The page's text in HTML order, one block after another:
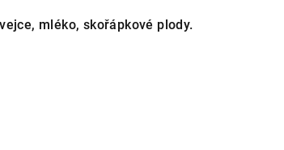
mléko, skořápkové plody.